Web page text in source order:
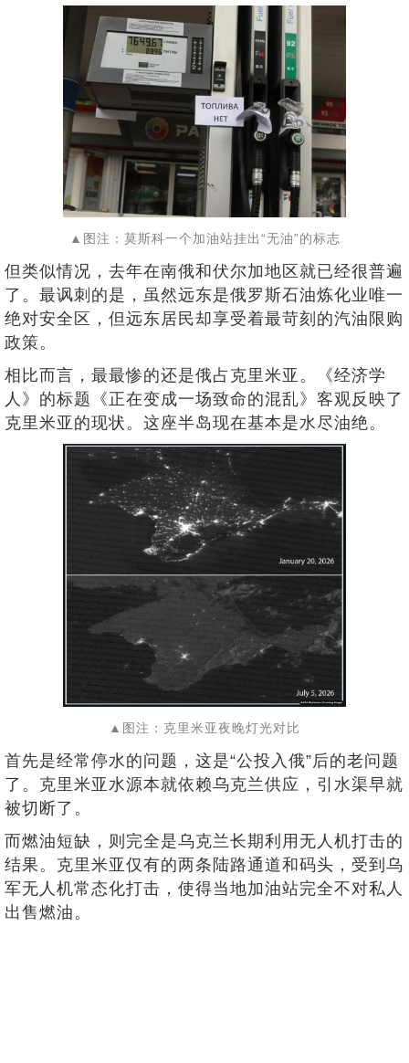
▲图注：莫斯科一个加油站挂出“无油”的标志
但类似情况，去年在南俄和伏尔加地区就已经很普遍
了。最讽刺的是，虽然远东是俄罗斯石油炼化业唯一
绝对安全区，但远东居民却享受着最苛刻的汽油限购
政策。
相比而言，最最惨的还是俄占克里米亚。《经济学
人》的标题《正在变成一场致命的混乱》客观反映了
克里米亚的现状。这座半岛现在基本是水尽油绝。
▲图注：克里米亚夜晚灯光对比
首先是经常停水的问题，这是“公投入俄”后的老问题
了。克里米亚水源本就依赖乌克兰供应，引水渠早就
被切断了。
而燃油短缺，则完全是乌克兰长期利用无人机打击的
结果。克里米亚仅有的两条陆路通道和码头，受到乌
军无人机常态化打击，使得当地加油站完全不对私人
出售燃油。